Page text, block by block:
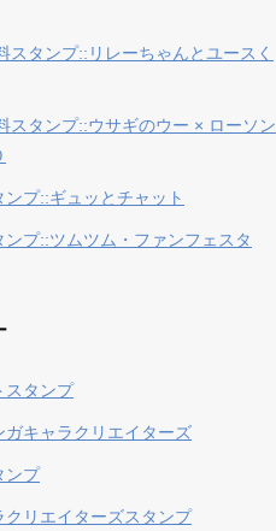
スタンプ::リレーちゃんとユースく
スタンプ::ウサギのウー × ローソン
ンプ::ギュッとチャット
ンプ::ツムツム・ファンフェスタ
スタンプ
ガキャラクリエイターズ
ンプ
クリエイターズスタンプ